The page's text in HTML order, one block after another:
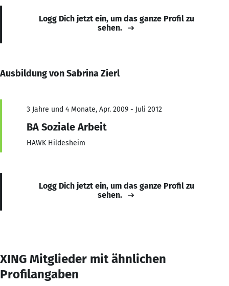
Logg Dich jetzt ein, um das ganze Profil zu
sehen.
Ausbildung von Sabrina Zierl
3 Jahre und 4 Monate, Apr. 2009 - Juli 2012
BA Soziale Arbeit
HAWK Hildesheim
Logg Dich jetzt ein, um das ganze Profil zu
sehen.
XING Mitglieder mit ähnlichen
Profilangaben